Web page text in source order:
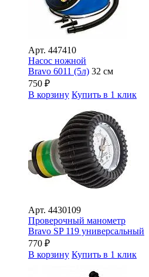
Арт. 447410
Насос ножной
Bravo 6011 (5л) 32 см
750 ₽
В корзину Купить в 1 клик
Арт. 4430109
Проверочный манометр
Bravo SP 119 универсальный
770 ₽
В корзину Купить в 1 клик